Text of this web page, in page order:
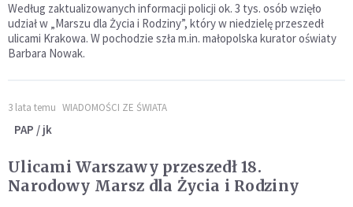
Według zaktualizowanych informacji policji ok. 3 tys. osób wzięło
udział w „Marszu dla Życia i Rodziny”, który w niedzielę przeszedł
ulicami Krakowa. W pochodzie szła m.in. małopolska kurator oświaty
Barbara Nowak.
3 lata temu WIADOMOŚCI ZE ŚWIATA
PAP / jk
Ulicami Warszawy przeszedł 18.
Narodowy Marsz dla Życia i Rodziny